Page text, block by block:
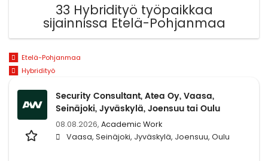
33 Hybridityö työpaikkaa
sijainnissa Etelä-Pohjanmaa
Etelä-Pohjanmaa
Hybridityö
Security Consultant, Atea Oy, Vaasa,
Seinäjoki, Jyväskylä, Joensuu tai Oulu
08.08.2026, Academic Work
Vaasa, Seinäjoki, Jyväskylä, Joensuu, Oulu